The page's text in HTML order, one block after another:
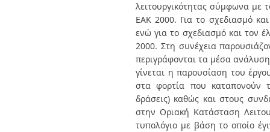
λειτουργικότητας σύμφωνα με
ΕΑΚ 2000. Για το σχεδιασμό
ενώ για το σχεδιασμό και τον
2000. Στη συνέχεια
περιγράφονται τα μέσα
γίνεται η παρουσίαση του
στα φορτία που καταπονούν
δράσεις) καθώς και στους
στην Οριακή Κατάσταση
τυπολόγιο με βάση το οποίο